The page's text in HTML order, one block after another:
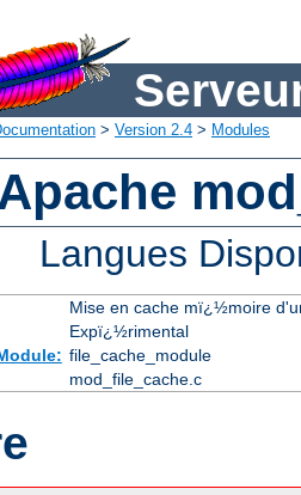
> Version 2.4 > Modules
Langues
Mise en cache mï¿½moire
Expï¿½rimental
file_cache_module
mod_file_cache.c